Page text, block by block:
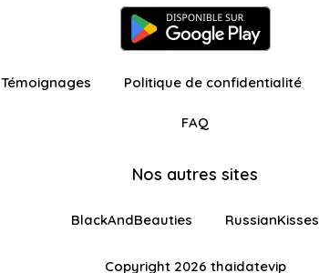
Témoignages Politique de confidentialité
FAQ
Nos autres sites
BlackAndBeauties RussianKisses
Copyright 2026 thaidatevip